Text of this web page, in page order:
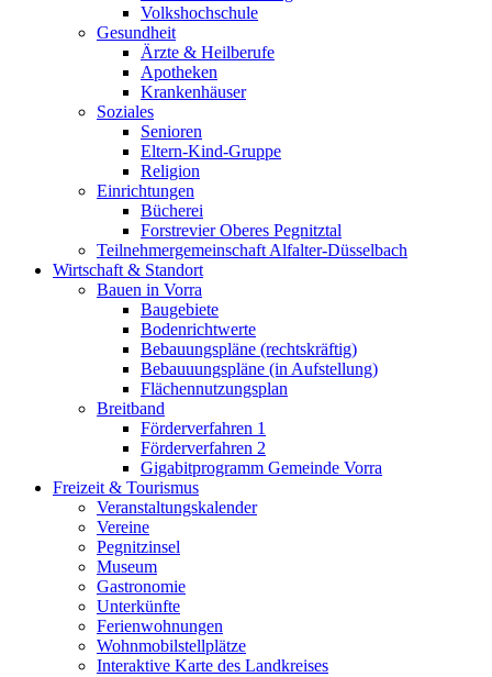
Volkshochschule
Gesundheit
Ärzte & Heilberufe
Apotheken
Krankenhäuser
Soziales
Senioren
Eltern-Kind-Gruppe
Religion
Einrichtungen
Bücherei
Forstrevier Oberes Pegnitztal
Teilnehmergemeinschaft Alfalter-Düsselbach
Wirtschaft & Standort
Bauen in Vorra
Baugebiete
Bodenrichtwerte
Bebauungspläne (rechtskräftig)
Bebauuungspläne (in Aufstellung)
Flächennutzungsplan
Breitband
Förderverfahren 1
Förderverfahren 2
Gigabitprogramm Gemeinde Vorra
Freizeit & Tourismus
Veranstaltungskalender
Vereine
Pegnitzinsel
Museum
Gastronomie
Unterkünfte
Ferienwohnungen
Wohnmobilstellplätze
Interaktive Karte des Landkreises